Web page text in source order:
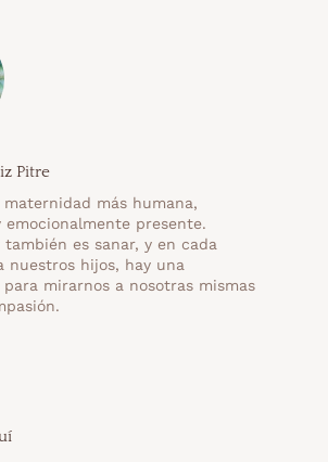
Pitre
maternidad más humana,
emocionalmente presente.
es sanar, y en cada
nuestros hijos, hay una
mirarnos a nosotras mismas